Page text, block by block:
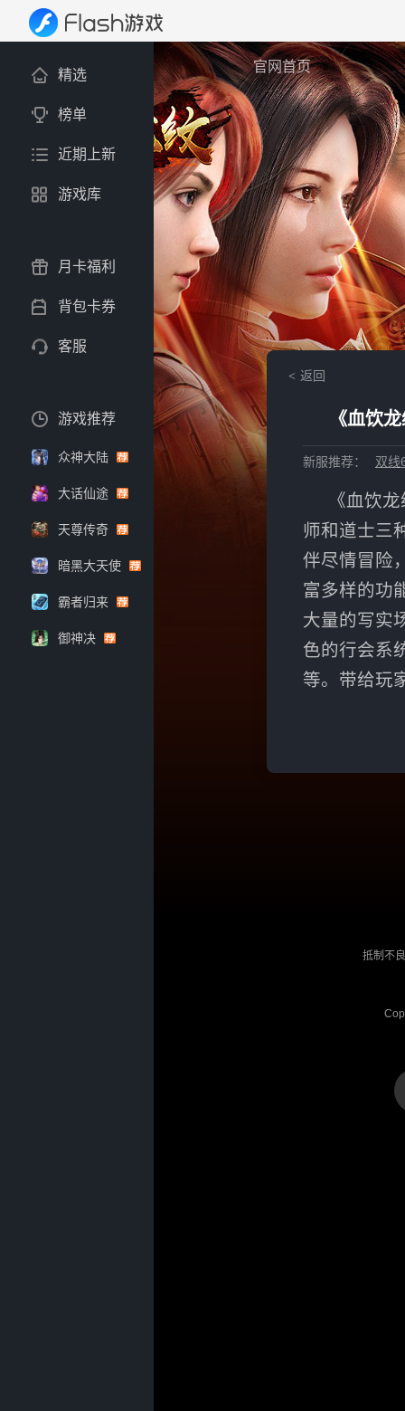
官网首页
返回
《血饮
新服推荐： 双线
《血饮
师和道士三
伴尽情冒险
富多样的功
大量的写实
色的行会系
等。带给玩
精选
榜单
近期上新
游戏库
月卡福利
背包卡券
客服
游戏推荐
众神大陆
大话仙途
天尊传奇
暗黑大天使
霸者归来
御神决
抵制不